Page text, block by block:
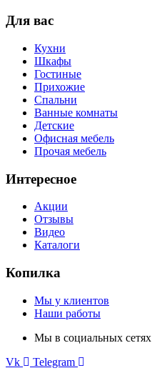
Для вас
Кухни
Шкафы
Гостиные
Прихожие
Спальни
Ванные комнаты
Детские
Офисная мебель
Прочая мебель
Интересное
Акции
Отзывы
Видео
Каталоги
Копилка
Мы у клиентов
Наши работы
Мы в социальных сетях
Vk
Telegram